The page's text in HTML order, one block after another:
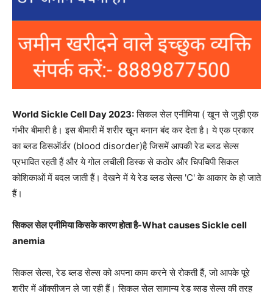
World Sickle Cell Day 2023:सिकल सेल एनीमिया ( खून से जुड़ी एक
गंभीर बीमारी है। इस बीमारी में शरीर खून बनान बंद कर देता है। ये एक प्रकार
का ब्लड डिसऑर्डर (blood disorder)है जिसमें आपकी रेड ब्लड सेल्स
प्रभावित रहती हैं और ये गोल लचीली डिस्क से कठोर और चिपचिपी सिकल
कोशिकाओं में बदल जाती हैं। देखने में ये रेड ब्लड सेल्स 'C' के आकार के हो जाते
हैं।
सिकल सेल एनीमिया किसके कारण होता है-What causes Sickle cell
anemia
सिकल सेल्स, रेड ब्लड सेल्स को अपना काम करने से रोकती हैं, जो आपके पूरे
शरीर में ऑक्सीजन ले जा रही हैं। सिकल सेल सामान्य रेड ब्सड सेल्स की तरह